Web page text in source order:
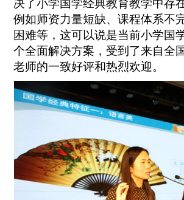
决了小学国学经典教育教学中存
例如师资力量短缺、课程体系不
困难等，这可以说是当前小学国
个全面解决方案，受到了来自全
老师的一致好评和热烈欢迎。